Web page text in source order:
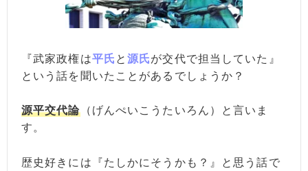
『武家政権は平氏 と源氏が交代で担当していた』
という話を聞いたことがあるでしょうか？
源平交代論（げんぺいこうたいろん）と言いま
す。
歴史好きには『たしかにそうかも？』と思う話で